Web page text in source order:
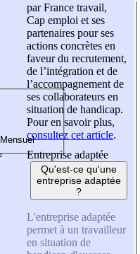
par France travail,
Cap emploi et ses
partenaires pour ses
actions concrètes en
faveur du recrutement,
de l’intégration et de
l’accompagnement de
ses collaborateurs en
situation de handicap.
Pour en savoir plus,
consultez cet article.
Entreprise adaptée
Qu'est-ce qu'une
entreprise adaptée
?
L'entreprise adaptée
permet à un travailleur
en situation de